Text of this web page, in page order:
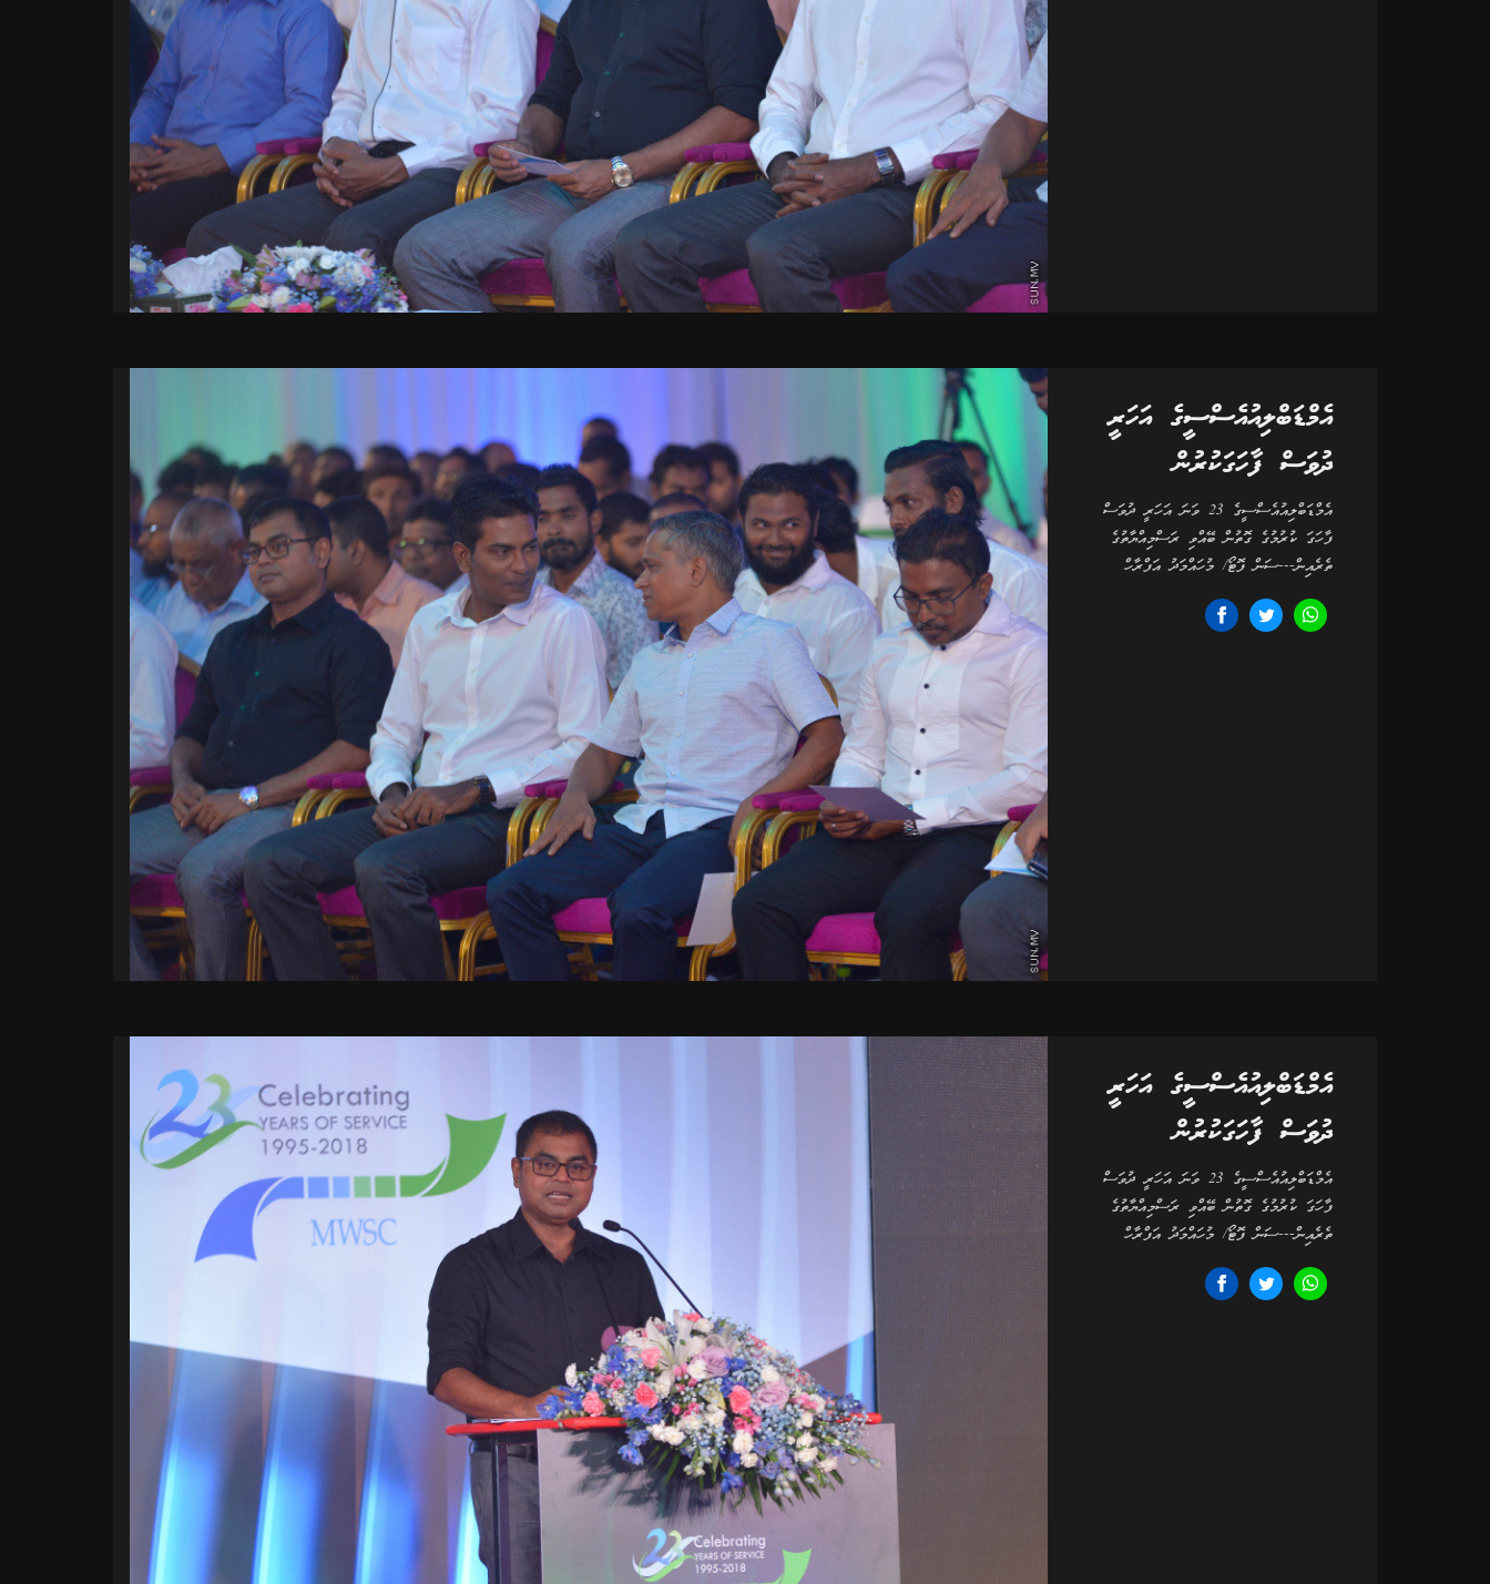
އެމްޑަބްލިއުއެސްސީގެ އަހަރީ
ދުވަސް ފާހަގަކުރުން
އެމްޑަބްލިއުއެސްސީގެ 23 ވަނަ އަހަރީ ދުވަސް
ފާހަގަ ކުރުމުގެ ގޮތުން ބޭއްވި ރަސްމިއްޔާތުގެ
ތެރެއިން---ސަން ފޮޓޯ/ މުހައްމަދު އަފްރާހް
އެމްޑަބްލިއުއެސްސީގެ އަހަރީ
ދުވަސް ފާހަގަކުރުން
އެމްޑަބްލިއުއެސްސީގެ 23 ވަނަ އަހަރީ ދުވަސް
ފާހަގަ ކުރުމުގެ ގޮތުން ބޭއްވި ރަސްމިއްޔާތުގެ
ތެރެއިން---ސަން ފޮޓޯ/ މުހައްމަދު އަފްރާހް